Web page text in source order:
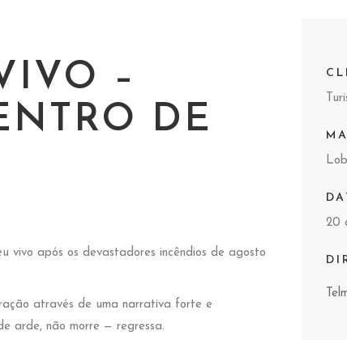
–
DE
vivo após os devastadores incêndios de agosto
através de uma narrativa forte e
arde, não morre — regressa.
20